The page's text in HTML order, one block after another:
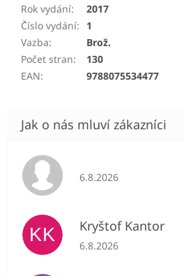
Rok vydání:
2017
Číslo vydání:
1
Vazba:
Brož.
Počet stran:
130
EAN: 9788075534477
Hodnocení obchodu je
6.8.2026
KK Kryštof Kantor
Hodnocení obchodu je
6.8.2026